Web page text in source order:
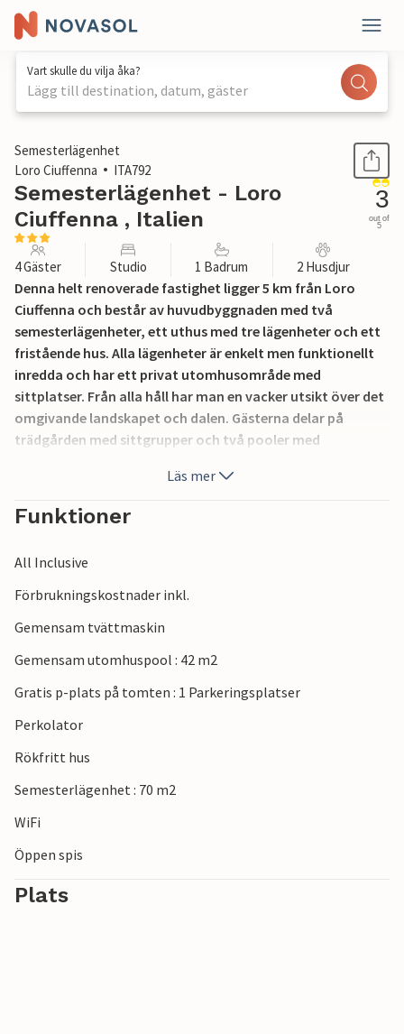
Vart skulle du vilja åka?
Lägg till destination, datum, gäster
1 / 18
Semesterlägenhet
Loro Ciuffenna
ITA792
Semesterlägenhet - Loro
Ciuffenna , Italien
3
out of
5
4 Gäster Studio 1 Badrum 2 Husdjur
Denna helt renoverade fastighet ligger 5 km från Loro
Ciuffenna och består av huvudbyggnaden med två
semesterlägenheter, ett uthus med tre lägenheter och ett
fristående hus. Alla lägenheter är enkelt men funktionellt
inredda och har ett privat utomhusområde med
sittplatser. Från alla håll har man en vacker utsikt över det
omgivande landskapet och dalen. Gästerna delar på
trädgården med sittgrupper och två pooler med
Läs mer
Funktioner
All Inclusive
Förbrukningskostnader inkl.
Gemensam tvättmaskin
Gemensam utomhuspool : 42 m2
Gratis p-plats på tomten : 1 Parkeringsplatser
Perkolator
Rökfritt hus
Semesterlägenhet : 70 m2
WiFi
Öppen spis
Plats